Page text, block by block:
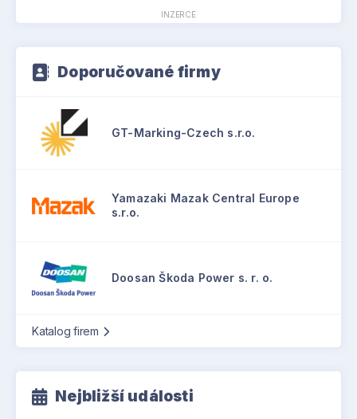
INZERCE
Doporučované firmy
GT-Marking-Czech s.r.o.
Yamazaki Mazak Central Europe
s.r.o.
Doosan Škoda Power s. r. o.
Katalog firem
Nejbližší události